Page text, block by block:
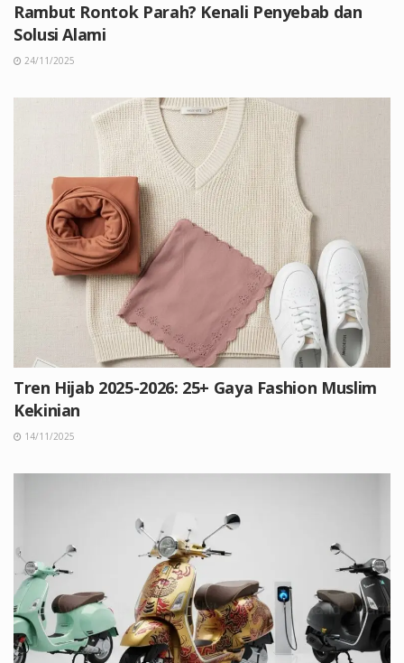
Rambut Rontok Parah? Kenali Penyebab dan
Solusi Alami
24/11/2025
Tren Hijab 2025-2026: 25+ Gaya Fashion Muslim
Kekinian
14/11/2025